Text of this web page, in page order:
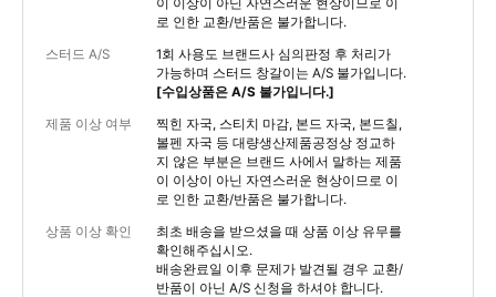
로 인한 교환/반품은 불가합니다.
스터드 A/S
1회 사용도 브랜드사 심의판정 후 처리가
가능하며 스터드 창갈이는 A/S 불가입니다.
[수입상품은 A/S 불가입니다.]
제품 이상 여부
찍힌 자국, 스티치 마감, 본드 자국, 본드칠,
볼펜 자국 등 대량생산제품공정상 정교하
지 않은 부분은 브랜드 사에서 말하는 제품
이 이상이 아닌 자연스러운 현상이므로 이
로 인한 교환/반품은 불가합니다.
상품 이상 확인
최초 배송을 받으셨을 때 상품 이상 유무를
확인해주십시오.
배송완료일 이후 문제가 발견될 경우 교환/
반품이 아닌 A/S 신청을 하셔야 합니다.